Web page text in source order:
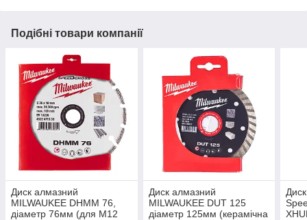
Подібні товари компанії
Диск алмазний
MILWAUKEE DHMM 76,
діаметр 76мм (для M12
Диск алмазний
MILWAUKEE DUT 125
діаметр 125мм (керамічна